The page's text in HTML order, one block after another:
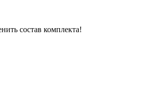
состав комплекта!